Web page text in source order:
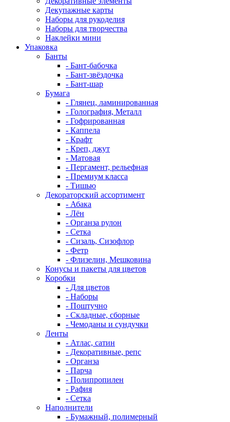
Декупажные карты
Наборы для рукоделия
Наборы для творчества
Наклейки мини
Упаковка
Банты
- Бант-бабочка
- Бант-звёздочка
- Бант-шар
Бумага
- Глянец, ламинированная
- Голография, Металл
- Гофрированная
- Каппела
- Крафт
- Креп, джут
- Матовая
- Пергамент, рельефная
- Премиум класса
- Тишью
Декораторский ассортимент
- Абака
- Лён
- Органза рулон
- Сетка
- Сизаль, Сизофлор
- Фетр
- Флизелин, Мешковина
Конусы и пакеты для цветов
Коробки
- Для цветов
- Наборы
- Поштучно
- Складные, сборные
- Чемоданы и сундучки
Ленты
- Атлас, сатин
- Декоративные, репс
- Органза
- Парча
- Полипропилен
- Рафия
- Сетка
Наполнители
- Бумажный, полимерный